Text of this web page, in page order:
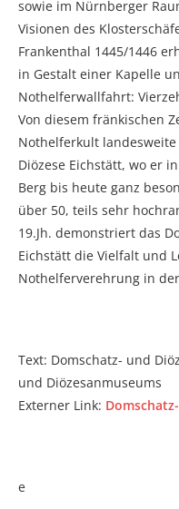
sowie im Nürnberger
Visionen des
Frankenthal 1445/1446
in Gestalt einer Kapelle
Nothelferwallfahrt:
Von diesem fränkischen
Nothelferkult
Diözese Eichstätt, wo er
Berg bis heute ganz
über 50, teils sehr
19.Jh. demonstriert das
Eichstätt die Vielfalt und
Nothelferverehrung in
Text: Domschatz- und
und Diözesanmuseums
Externer Link:
e